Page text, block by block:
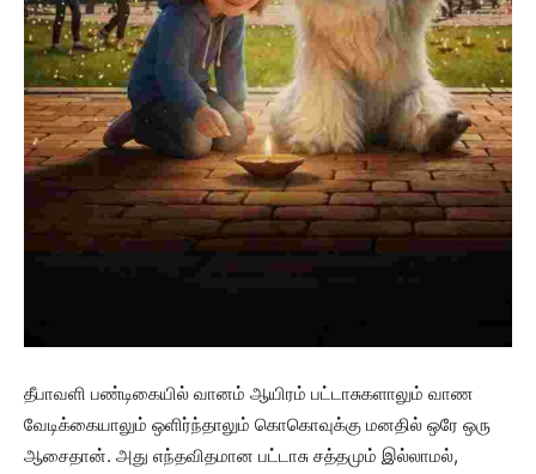
தீபாவளி பண்டிகையில் வானம் ஆயிரம் பட்டாசுகளாலும் வாண
வேடிக்கையாலும் ஒளிர்ந்தாலும் கொகொவுக்கு மனதில் ஒரே ஒரு
ஆசைதான். அது எந்தவிதமான பட்டாசு சத்தமும் இல்லாமல்,